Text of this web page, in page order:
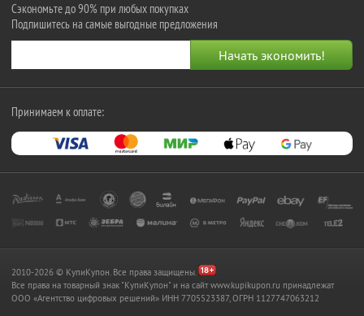
Сэкономьте до 90% при любых покупках
Подпишитесь на самые выгодные предложения
Принимаем к оплате:
2010-2026 © КупиКупон. Все права защищены.
Все права на товарный знак "КупиКупон" и на сайт www.kupikupon.ru принадлежат
OOO «Агентство цифровых решений» ИНН 7705523387, ОГРН 1127747063212